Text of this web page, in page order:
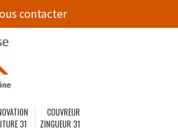
contacter
31
COUVREUR
ZINGUEUR 31